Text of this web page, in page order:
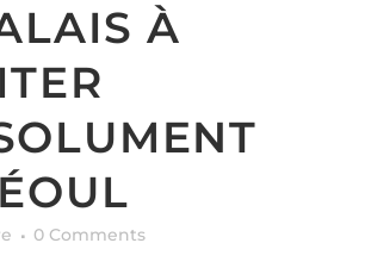
À
0 Comments